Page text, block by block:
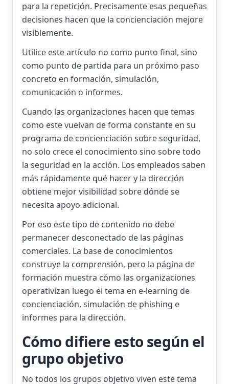
para la repetición. Precisamente esas pequeñas
decisiones hacen que la concienciación mejore
visiblemente.
Utilice este artículo no como punto final, sino
como punto de partida para un próximo paso
concreto en formación, simulación,
comunicación o informes.
Cuando las organizaciones hacen que temas
como este vuelvan de forma constante en su
programa de concienciación sobre seguridad,
no solo crece el conocimiento sino sobre todo
la seguridad en la acción. Los empleados saben
más rápidamente qué hacer y la dirección
obtiene mejor visibilidad sobre dónde se
necesita apoyo adicional.
Por eso este tipo de contenido no debe
permanecer desconectado de las páginas
comerciales. La base de conocimientos
construye la comprensión, pero la página de
formación muestra cómo las organizaciones
operativizan luego el tema en e-learning de
concienciación, simulación de phishing e
informes para la dirección.
Cómo difiere esto según el
grupo objetivo
No todos los grupos objetivo viven este tema